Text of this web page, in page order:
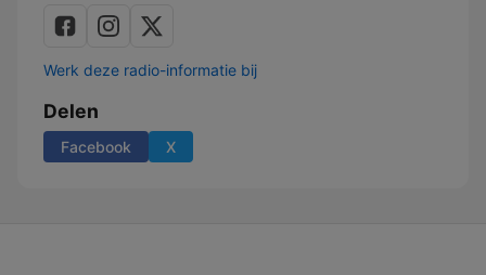
Werk deze radio-informatie bij
Delen
Facebook X